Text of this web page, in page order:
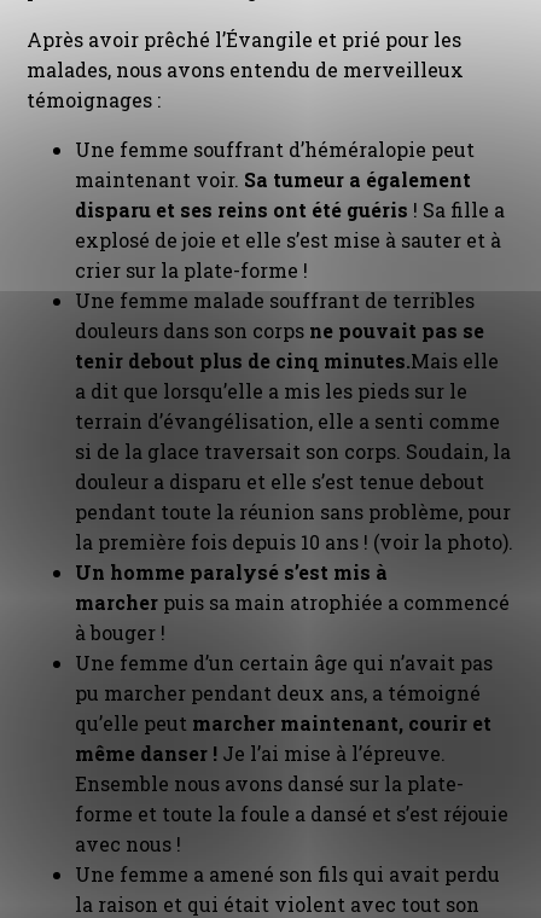
Après avoir prêché l’Évangile et prié pour les
malades, nous avons entendu de merveilleux
témoignages :
Une femme souffrant d’héméralopie peut
maintenant voir. Sa tumeur a également
disparu et ses reins ont été guéris ! Sa fille a
explosé de joie et elle s’est mise à sauter et à
crier sur la plate-forme !
Une femme malade souffrant de terribles
douleurs dans son corps ne pouvait pas se
tenir debout plus de cinq minutes.Mais elle
a dit que lorsqu’elle a mis les pieds sur le
terrain d’évangélisation, elle a senti comme
si de la glace traversait son corps. Soudain, la
douleur a disparu et elle s’est tenue debout
pendant toute la réunion sans problème, pour
la première fois depuis 10 ans ! (voir la photo).
Un homme paralysé s’est mis à
marcher puis sa main atrophiée a commencé
à bouger !
Une femme d’un certain âge qui n’avait pas
pu marcher pendant deux ans, a témoigné
qu’elle peut marcher maintenant, courir et
même danser ! Je l’ai mise à l’épreuve.
Ensemble nous avons dansé sur la plate-
forme et toute la foule a dansé et s’est réjouie
avec nous !
Une femme a amené son fils qui avait perdu
la raison et qui était violent avec tout son